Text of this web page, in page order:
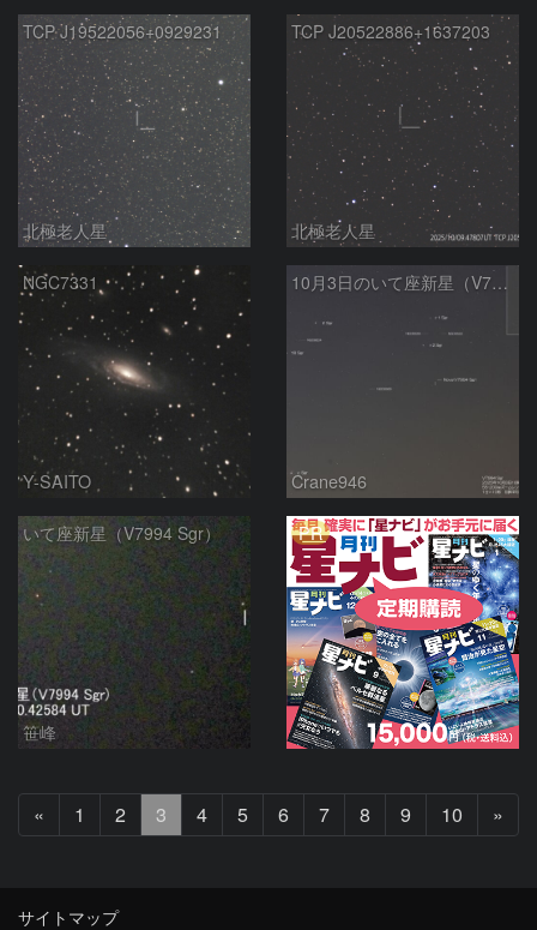
TCP J19522056+0929231
北極老人星
TCP J20522886+1637203
北極老人星
NGC7331
Y-SAITO
10月3日のいて座新星（V7994Sgr）
Crane946
いて座新星（V7994 Sgr）
笹峰
PR
«
へ
1 2 3 4 5 6 7 8 9 10 »
へ
サイトマップ